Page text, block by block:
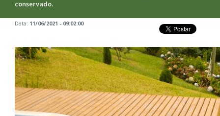
conservado.
Data: 11/06/2021 - 09:02:00